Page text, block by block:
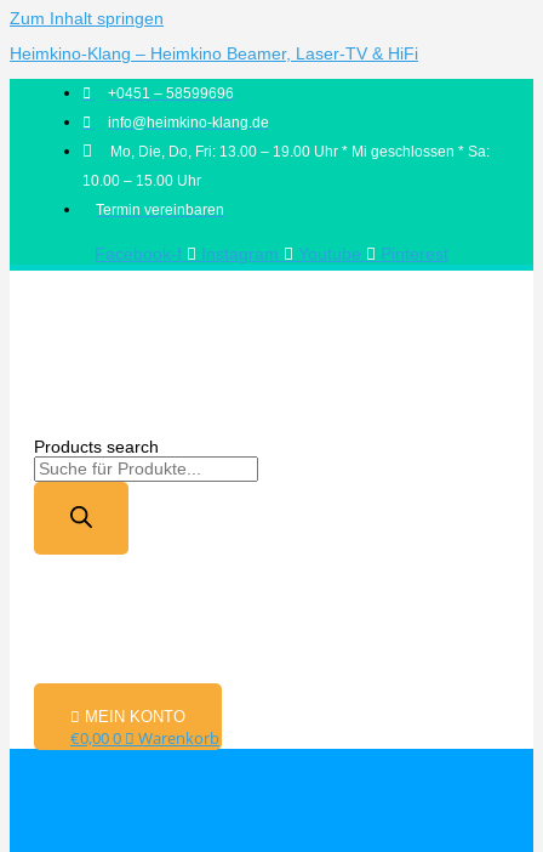
Zum Inhalt springen
Heimkino-Klang – Heimkino Beamer, Laser-TV & HiFi
+0451 – 58599696
info@heimkino-klang.de
Mo, Die, Do, Fri: 13.00 – 19.00 Uhr * Mi geschlossen * Sa:
10.00 – 15.00 Uhr
Termin vereinbaren
Facebook-f Instagram Youtube Pinterest
Products search
MEIN KONTO
€0,000 Warenkorb